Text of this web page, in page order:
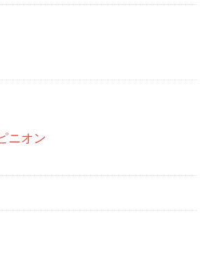
ニオン